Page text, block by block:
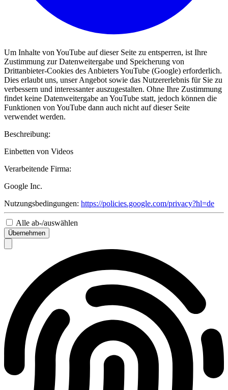
Um Inhalte von YouTube auf dieser Seite zu entsperren, ist Ihre
Zustimmung zur Datenweitergabe und Speicherung von
Drittanbieter-Cookies des Anbieters YouTube (Google) erforderlich.
Dies erlaubt uns, unser Angebot sowie das Nutzererlebnis für Sie zu
verbessern und interessanter auszugestalten. Ohne Ihre Zustimmung
findet keine Datenweitergabe an YouTube statt, jedoch können die
Funktionen von YouTube dann auch nicht auf dieser Seite
verwendet werden.
Beschreibung:
Einbetten von Videos
Verarbeitende Firma:
Google Inc.
Nutzungsbedingungen: https://policies.google.com/privacy?hl=de
Alle ab-/auswählen
Übernehmen